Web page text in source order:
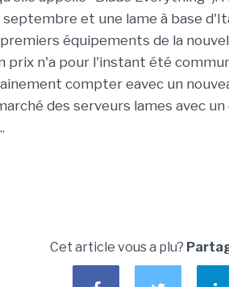
et une lame à base
premiers équipements de la
prix n'a pour l'instant été
compter eavec un
des serveurs lames avec
Cet article vous a plu?